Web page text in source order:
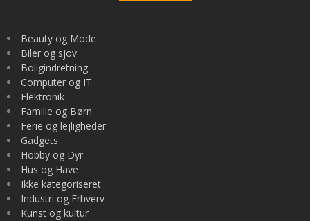
Beauty og Mode
Biler og sjov
Boligindretning
Computer og IT
Elektronik
Familie og Børn
Ferie og lejligheder
Gadgets
Hobby og Dyr
Hus og Have
Ikke kategoriseret
Industri og Erhverv
Kunst og kultur